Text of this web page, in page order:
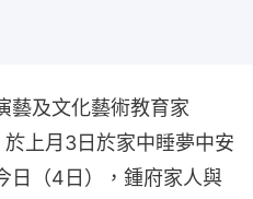
藝及文化藝術教育家
於上月3日於家中睡夢中安
日（4日），鍾府家人與